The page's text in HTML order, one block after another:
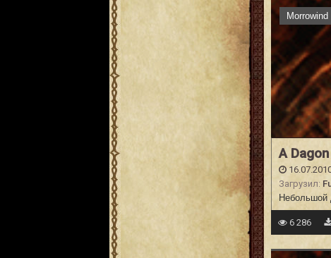
Morrowind
A
Загрузил:
Небольшой
6 286